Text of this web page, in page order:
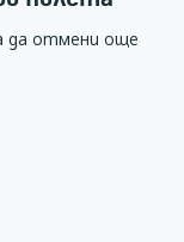
да отмени още